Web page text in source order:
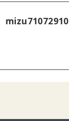
mizu71072910